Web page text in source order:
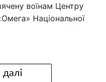
воїнам Центру
Національної